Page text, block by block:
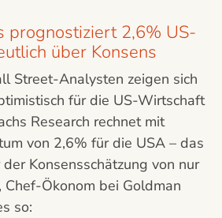
prognostiziert 2,6% US-
über Konsens
Street-Analysten zeigen sich
für die US-Wirtschaft
Research rechnet mit
von 2,6% für die USA – das
Konsensschätzung von nur
Chef-Ökonom bei Goldman
so: